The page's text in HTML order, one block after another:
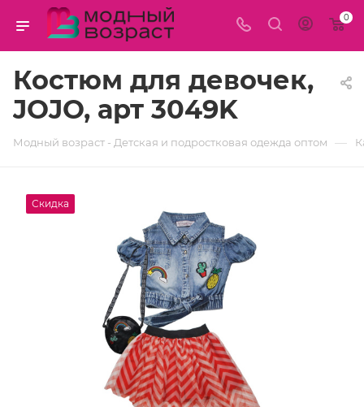
0
Костюм для девочек,
JOJO, арт 3049K
Модный возраст - Детская и подростковая одежда оптом —
Скидка